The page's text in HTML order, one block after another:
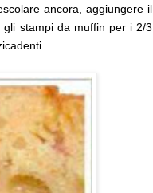
ancora, aggiungere il
stampi da muffin per i 2/3